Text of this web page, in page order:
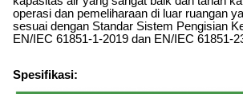
operasi dan pemeliharaan di luar ruangan
sesuai dengan Standar Sistem Pengisian
EN/IEC 61851-1-2019 dan EN/IEC 61851-
Spesifikasi: